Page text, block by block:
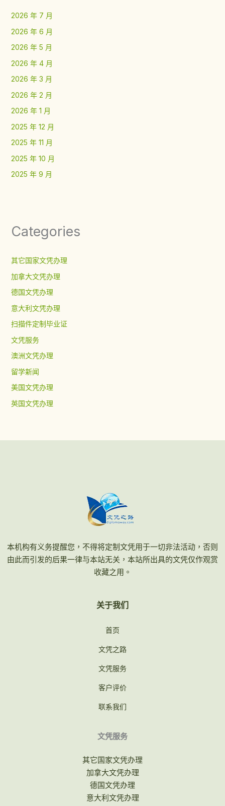
2026 年 7 月
2026 年 6 月
2026 年 5 月
2026 年 4 月
2026 年 3 月
2026 年 2 月
2026 年 1 月
2025 年 12 月
2025 年 11 月
2025 年 10 月
2025 年 9 月
Categories
其它国家文凭办理
加拿大文凭办理
德国文凭办理
意大利文凭办理
扫描件定制毕业证
文凭服务
澳洲文凭办理
留学新闻
美国文凭办理
英国文凭办理
本机构有义务提醒您，不得将定制文凭用于一切非法活动，否则
由此而引发的后果一律与本站无关，本站所出具的文凭仅作观赏
收藏之用。
关于我们
首页
文凭之路
文凭服务
客户评价
联系我们
文凭服务
其它国家文凭办理
加拿大文凭办理
德国文凭办理
意大利文凭办理